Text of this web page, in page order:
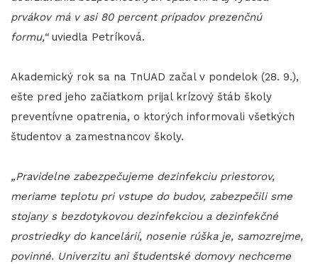
prvákov má v asi 80 percent prípadov prezenčnú
formu,“uviedla Petríková.
Akademický rok sa na TnUAD začal v pondelok (28. 9.),
ešte pred jeho začiatkom prijal krízový štáb školy
preventívne opatrenia, o ktorých informovali všetkých
študentov a zamestnancov školy.
„Pravidelne zabezpečujeme dezinfekciu priestorov,
meriame teplotu pri vstupe do budov, zabezpečili sme
stojany s bezdotykovou dezinfekciou a dezinfekčné
prostriedky do kancelárií, nosenie rúška je, samozrejme,
povinné. Univerzitu ani študentské domovy nechceme